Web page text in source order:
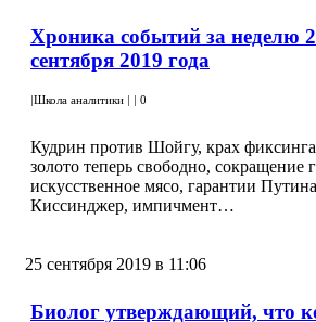
Хроника событий за неделю
сентября 2019 года
|Школа аналитики | | 0
Кудрин против Шойгу, крах
золото теперь свободно, сокращение
искусственное мясо, гарантии
Киссинджер, импичмент…
25 сентября 2019 в 11:06
Биолог утверждающий, что